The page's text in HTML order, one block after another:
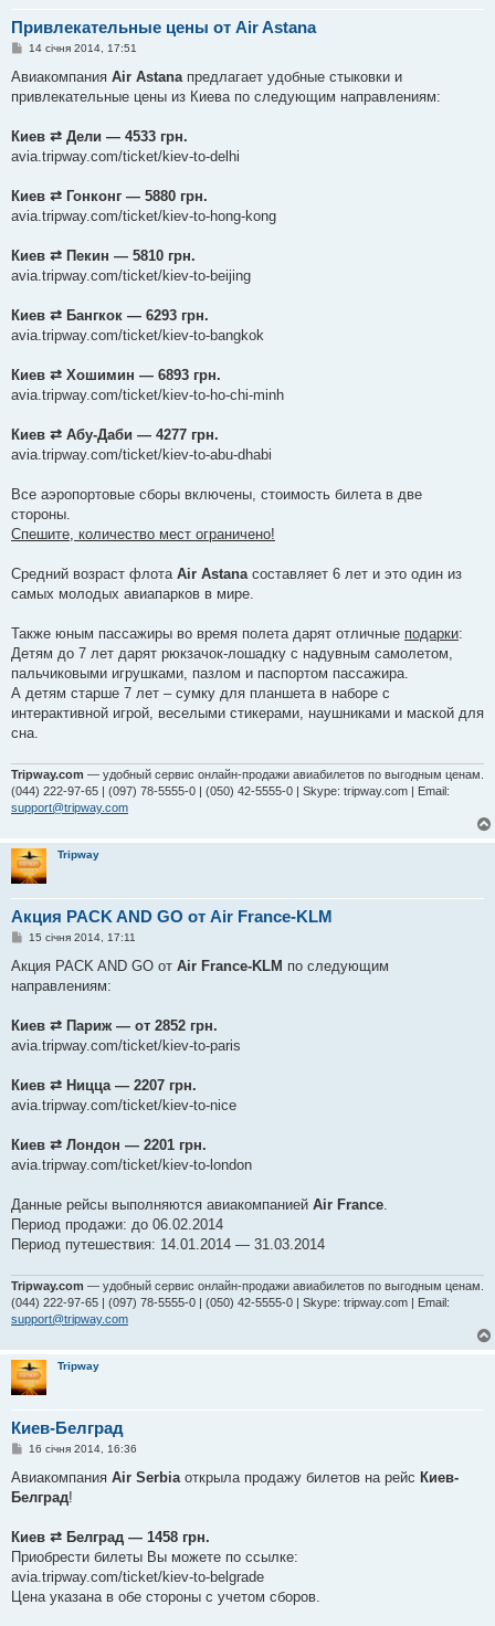
Привлекательные цены от Air Astana
П
в
д
л
е
я
14 січня 2014, 17:51
Авиакомпания Air Astanaпредлагает удобные стыковки и
привлекательные цены из Киева по следующим направлениям:
Киев ⇄ Дели — 4533 грн.
avia.tripway.com/ticket/kiev-to-delhi
Киев ⇄ Гонконг — 5880 грн.
avia.tripway.com/ticket/kiev-to-hong-kong
Киев ⇄ Пекин — 5810 грн.
avia.tripway.com/ticket/kiev-to-beijing
Киев ⇄ Бангкок — 6293 грн.
avia.tripway.com/ticket/kiev-to-bangkok
Киев ⇄ Хошимин — 6893 грн.
avia.tripway.com/ticket/kiev-to-ho-chi-minh
Киев ⇄ Абу-Даби — 4277 грн.
avia.tripway.com/ticket/kiev-to-abu-dhabi
Все аэропортовые сборы включены, стоимость билета в две
стороны.
Спешите, количество мест ограничено!
Средний возраст флота Air Astanaсоставляет 6 лет и это один из
самых молодых авиапарков в мире.
Также юным пассажиры во время полета дарят отличные подарки:
Детям до 7 лет дарят рюкзачок-лошадку с надувным самолетом,
пальчиковыми игрушками, пазлом и паспортом пассажира.
А детям старше 7 лет – сумку для планшета в наборе с
интерактивной игрой, веселыми стикерами, наушниками и маской для
сна.
Tripway.com — удобный сервис онлайн-продажи авиабилетов по выгодным ценам.
(044) 222-97-65 | (097) 78-5555-0 | (050) 42-5555-0 | Skype: tripway.com | Email:
support@tripway.com
Tripway
Акция PACK AND GO от Air France-KLM
П
в
д
л
е
я
15 січня 2014, 17:11
Акция PACK AND GO от Air France-KLM по следующим
направлениям:
Киев ⇄ Париж — от 2852 грн.
avia.tripway.com/ticket/kiev-to-paris
Киев ⇄ Ницца — 2207 грн.
avia.tripway.com/ticket/kiev-to-nice
Киев ⇄ Лондон — 2201 грн.
avia.tripway.com/ticket/kiev-to-london
Данные рейсы выполняются авиакомпанией Air France.
Период продажи: до 06.02.2014
Период путешествия: 14.01.2014 — 31.03.2014
Tripway.com — удобный сервис онлайн-продажи авиабилетов по выгодным ценам.
(044) 222-97-65 | (097) 78-5555-0 | (050) 42-5555-0 | Skype: tripway.com | Email:
support@tripway.com
Tripway
Киев-Белград
П
в
д
л
е
н
я
16 січня 2014, 16:36
Авиакомпания Air Serbiaоткрыла продажу билетов на рейс Киев-
Белград!
Киев ⇄ Белград — 1458 грн.
Приобрести билеты Вы можете по ссылке:
avia.tripway.com/ticket/kiev-to-belgrade
Цена указана в обе стороны с учетом сборов.